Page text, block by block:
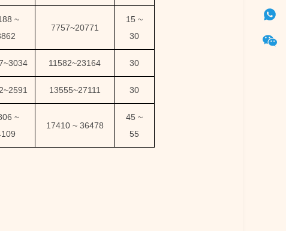
~
7757~20771
15 ~
30
~3034 11582~23164 30
~2591 13555~27111 30
~
17410 ~ 36478
45 ~
55